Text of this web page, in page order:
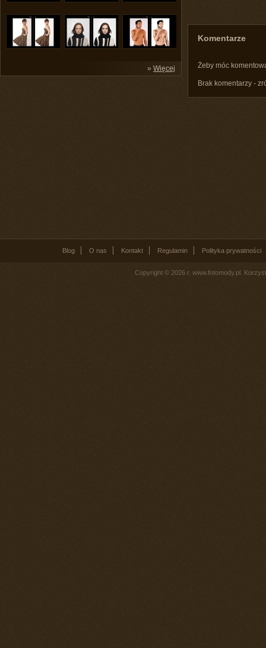
» Więcej
Komentarze
Żeby móc
Brak komentarzy -
Blog O nas Kontakt Regulamin Polityka prywatności
Copyright © 2026 r. www.fotomody.pl.